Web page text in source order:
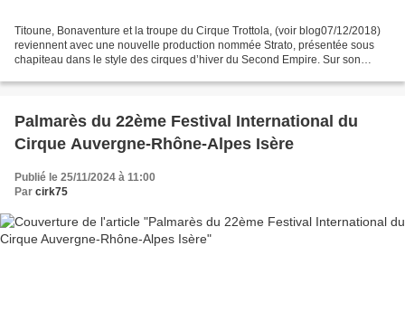
Titoune, Bonaventure et la troupe du Cirque Trottola, (voir blog07/12/2018)
reviennent avec une nouvelle production nommée Strato, présentée sous
chapiteau dans le style des cirques d’hiver du Second Empire. Sur son
Palmarès du 22ème Festival International du
Cirque Auvergne-Rhône-Alpes Isère
Publié le 25/11/2024 à 11:00
Par cirk75